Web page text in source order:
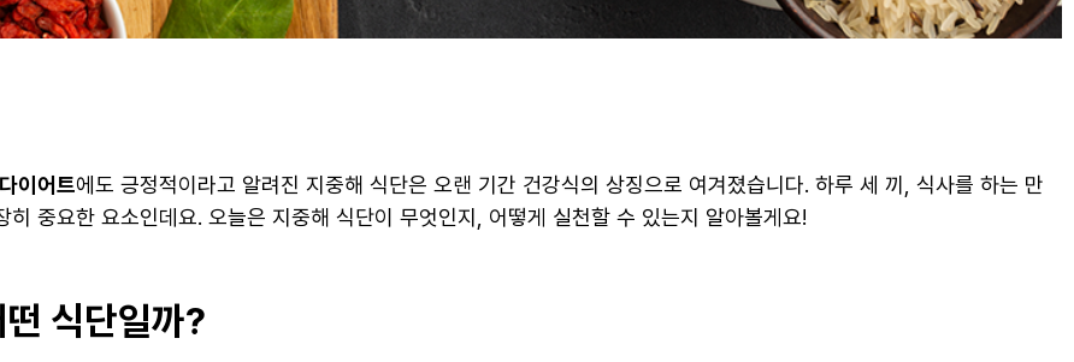
다이어트에도 긍정적이라고 알려진 지중해 식단은 오랜 기간 건강식의 상징으로 여겨졌습니다. 하루 세 끼, 식사를 하는 만
히 중요한 요소인데요. 오늘은 지중해 식단이 무엇인지, 어떻게 실천할 수 있는지 알아볼게요!
식단일까?